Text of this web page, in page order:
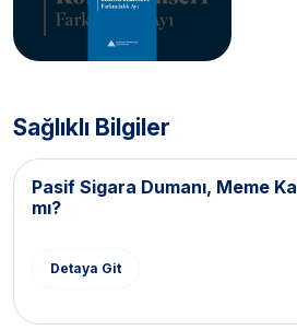
Sağlıklı Bilgiler
Pasif Sigara Dumanı, Meme
mı?
Detaya Git